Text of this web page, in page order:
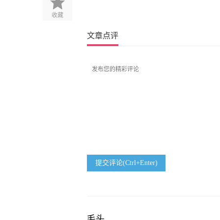
收藏
文章点评
提交评论(Ctrl+Enter)